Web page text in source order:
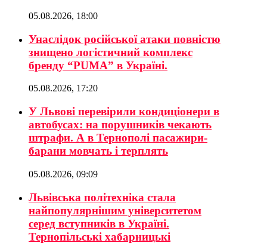
05.08.2026, 18:00
Унаслідок російської атаки повністю
знищено логістичний комплекс
бренду “PUMA” в Україні.
05.08.2026, 17:20
У Львові перевірили кондиціонери в
автобусах: на порушників чекають
штрафи. А в Тернополі пасажири-
барани мовчать і терплять
05.08.2026, 09:09
Львівська політехніка стала
найпопулярнішим університетом
серед вступників в Україні.
Тернопільські хабарницькі